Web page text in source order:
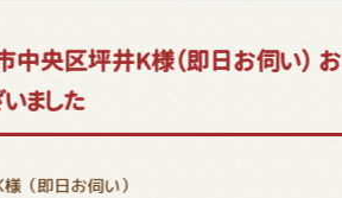
中央区坪井K様（即日お伺い）
ました
（即日お伺い）